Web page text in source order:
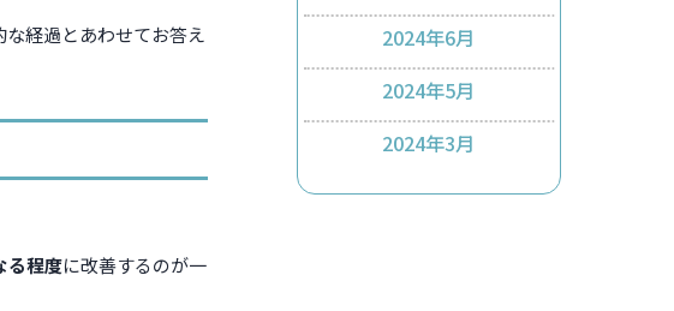
な経過とあわせてお答え
る程度に改善するのが一
2024年6月
2024年5月
2024年3月